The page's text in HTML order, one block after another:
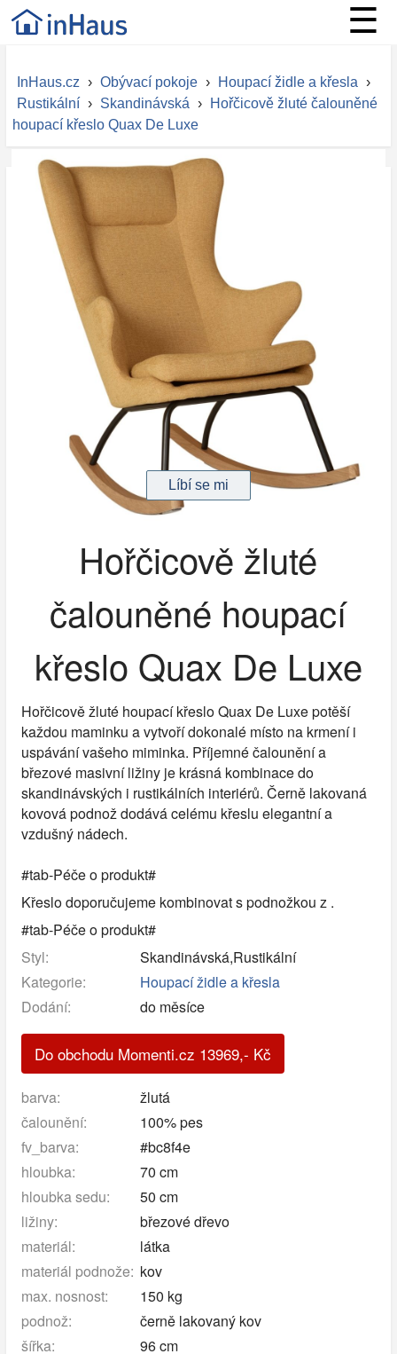
☰
InHaus.cz › Obývací pokoje › Houpací židle a křesla ›
Rustikální › Skandinávská ›
Hořčicově žluté čalouněné
houpací křeslo Quax De Luxe
Hořčicově žluté
čalouněné houpací
křeslo Quax De Luxe
Hořčicově žluté houpací křeslo Quax De Luxe potěší
každou maminku a vytvoří dokonalé místo na krmení i
uspávání vašeho miminka. Příjemné čalounění a
březové masivní ližiny je krásná kombinace do
skandinávských i rustikálních interiérů. Černě lakovaná
kovová podnož dodává celému křeslu elegantní a
vzdušný nádech.
#tab-Péče o produkt#
Křeslo doporučujeme kombinovat s podnožkou z .
#tab-Péče o produkt#
Styl:
Skandinávská,Rustikální
Kategorie:
Houpací židle a křesla
Dodání:
do měsíce
Do obchodu Momenti.cz 13969,- Kč
barva:
žlutá
čalounění:
100% pes
fv_barva:
#bc8f4e
hloubka:
70 cm
hloubka sedu:
50 cm
ližiny:
březové dřevo
materiál:
látka
materiál podnože: kov
max. nosnost:
150 kg
podnož:
černě lakovaný kov
šířka:
96 cm